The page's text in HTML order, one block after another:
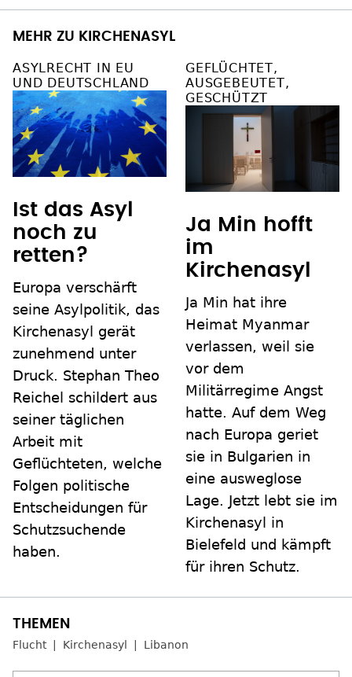
MEHR ZU KIRCHENASYL
ASYLRECHT IN EU
UND DEUTSCHLAND
Ist das Asyl
noch zu
retten?
Europa verschärft
seine Asylpolitik, das
Kirchenasyl gerät
zunehmend unter
Druck. Stephan Theo
Reichel schildert aus
seiner täglichen
Arbeit mit
Geflüchteten, welche
Folgen politische
Entscheidungen für
Schutzsuchende
haben.
GEFLÜCHTET,
AUSGEBEUTET,
GESCHÜTZT
Ja Min hofft
im
Kirchenasyl
Ja Min hat ihre
Heimat Myanmar
verlassen, weil sie
vor dem
Militärregime Angst
hatte. Auf dem Weg
nach Europa geriet
sie in Bulgarien in
eine ausweglose
Lage. Jetzt lebt sie im
Kirchenasyl in
Bielefeld und kämpft
für ihren Schutz.
Flucht Kirchenasyl Libanon